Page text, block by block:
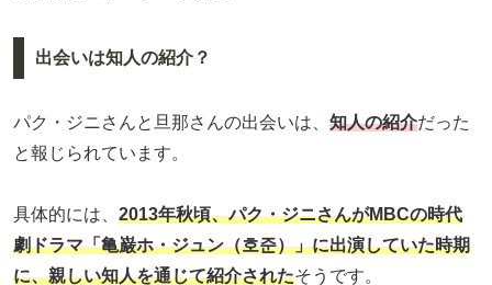
出会いは知人の紹介？
パク・ジニさんと旦那さんの出会いは、 知人の紹介だった
と報じられています。
具体的には、 2013年秋頃、パク・ジニさんがMBCの時代
劇ドラマ「亀巌ホ・ジュン（호준）」に出演していた時期
に、親しい知人を通じて紹介されたそうです。